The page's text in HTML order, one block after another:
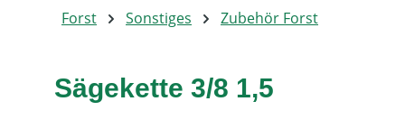
Forst Sonstiges Zubehör Forst
Sägekette 3/8 1,5